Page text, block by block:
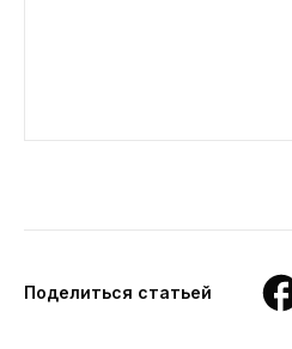
Поделиться статьей